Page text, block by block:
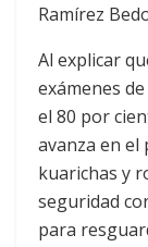
Ramírez
Al explicar
exámenes
el 80 por
avanza en el
kuarichas y
seguridad
para